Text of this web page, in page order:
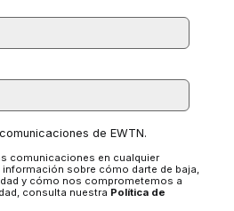
de EWTN.
comunicaciones en cualquier
sobre cómo darte de baja,
y cómo nos comprometemos a
consulta nuestra Política de